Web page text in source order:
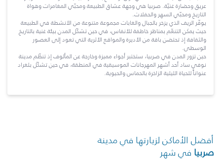
عريق وحضارة غنيّة. صربيا هي وجهة عشاق الطبيعة ومحبّي المغامرات وهواة
التاريخ ومحبّي السهر والحفلات.
يوفّر الريف الذي يزخر بالجبال والغابات مجموعة متنوعة من الأنشطة في الطبيعة
حيث يمكن التنعّم بمناظر خاطفة للأنفاس، في حين تشكّل المدن بيئة غنية بالتاريخ
والثقافة إذ تحتضن باقة من الأديرة والمواقع الأثرية التي تعود إلى العصور
الوسطى.
حين تزور المدن في صربيا، ستختبر أجواء مميزة وخارجة عن المألوف إذ تنظّم مدينة
نوفي ساد أحد أشهر المهرجانات الموسيقية في المنطقة، في حين تشكّل بلغراد
عنواناً للحياة الليلية الزاخرة بالحماس والحيوية.
أفضل الأماكن لزيارتها في مدينة
صربيا في شهر